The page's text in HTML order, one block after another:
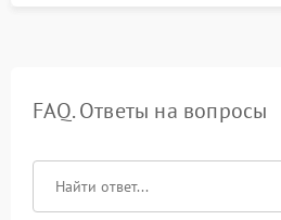
FAQ. Ответы на вопросы